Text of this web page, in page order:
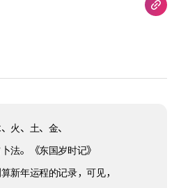
火、土、金、
法。《东国岁时记》
新年运程的记录，可见，